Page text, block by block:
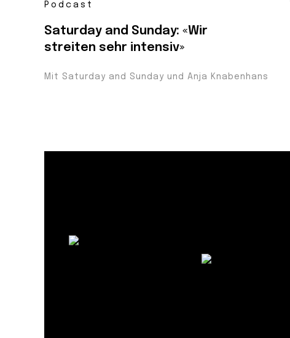
Podcast
Saturday and Sunday: «Wir
streiten sehr intensiv»
Mit Saturday and Sunday und Anja Knabenhans